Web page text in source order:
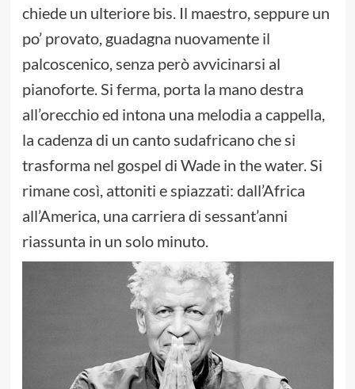
chiede un ulteriore bis. Il maestro, seppure un
po’ provato, guadagna nuovamente il
palcoscenico, senza però avvicinarsi al
pianoforte. Si ferma, porta la mano destra
all’orecchio ed intona una melodia a cappella,
la cadenza di un canto sudafricano che si
trasforma nel gospel di Wade in the water. Si
rimane così, attoniti e spiazzati: dall’Africa
all’America, una carriera di sessant’anni
riassunta in un solo minuto.